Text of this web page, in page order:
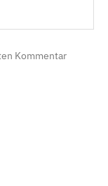
Kommentar